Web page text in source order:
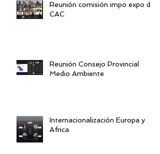
Reunión comisión impo expo de
CAC
Reunión Consejo Provincial
Medio Ambiente
Internacionalización Europa y
Africa